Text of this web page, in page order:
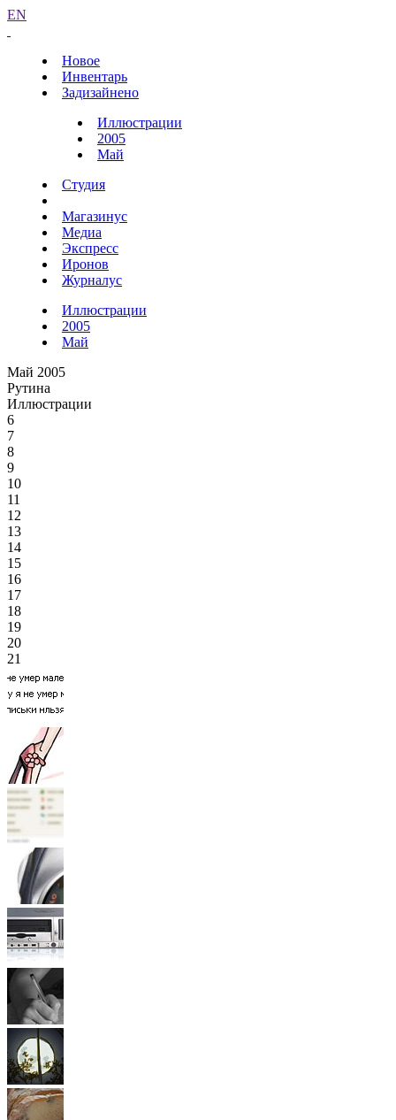
EN
Новое
Инвентарь
Задизайнено
Иллюстрации
2005
Май
Студия
Магазинус
Медиа
Экспресс
Иронов
Журналус
Иллюстрации
2005
Май
Май 2005
Рутина
Иллюстрации
6
7
8
9
10
11
12
13
14
15
16
17
18
19
20
21